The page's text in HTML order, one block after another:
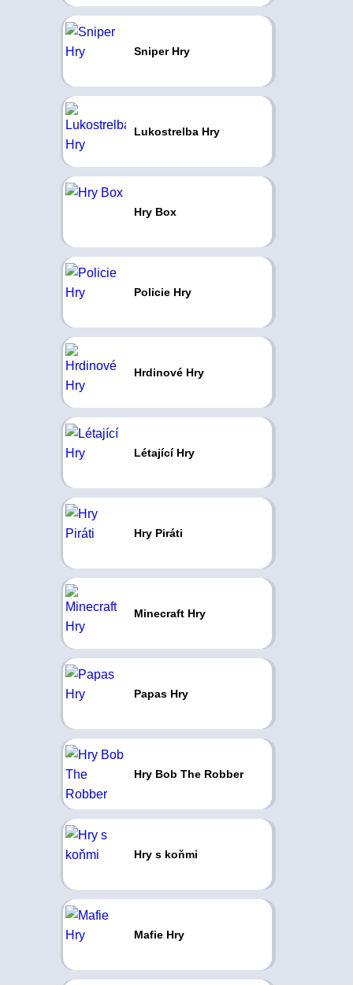
Sniper Hry
Lukostrelba Hry
Hry Box
Policie Hry
Hrdinové Hry
Létající Hry
Hry Piráti
Minecraft Hry
Papas Hry
Hry Bob The Robber
Hry s koňmi
Mafie Hry